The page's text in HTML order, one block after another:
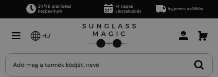
24/48 órán belül
kézbesítünk
14 napos
visszaküldés
Ingyenes szállítás
HU